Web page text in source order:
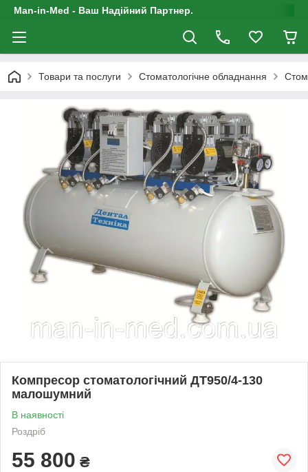
Man-in-Med - Ваш Надійний Партнер.
Товари та послуги Стоматологічне обладнання
Компресор стоматологічний ДТ950/4-130
малошумний
В наявності
Роздріб
55 800 ₴